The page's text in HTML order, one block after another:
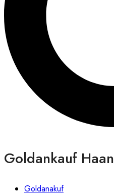
Goldankauf Haan
Goldanakuf